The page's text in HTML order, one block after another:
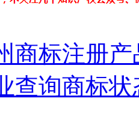
商标注册产
查询商标状